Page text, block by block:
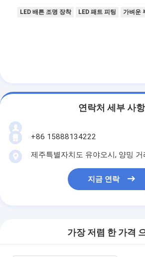
LED 배튼 조명 장착 LED 패트 피팅 가벼운
연락처 세부 사항
+86 15888134222
제주특별자치도 유야오시, 양밍 거
지금 연락
가장 저렴 한 가격